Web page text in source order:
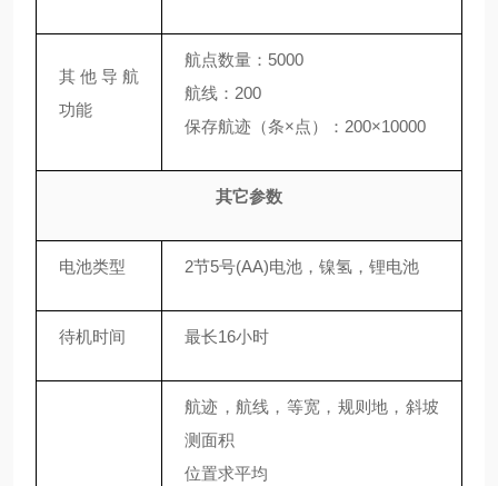
其他导航
功能
航点数量：5000
航线：200
保存航迹（条×点）：200×10000
其它参数
电池类型 2节5号(AA)电池，镍氢，锂电池
待机时间 最长16小时
航迹，航线，等宽，规则地，斜坡
测面积
位置求平均